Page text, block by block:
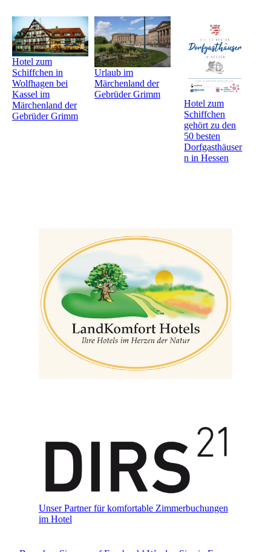
Hotel zum
Schiffchen in
Wolfhagen bei
Kassel im
Märchenland der
Gebrüder Grimm
Urlaub im
Märchenland der
Gebrüder Grimm
Hotel zum
Schiffchen
gehört zu den
50 besten
Dorfgasthäuser
n in Hessen
Unser Partner für komfortable Zimmerbuchungen
im Hotel